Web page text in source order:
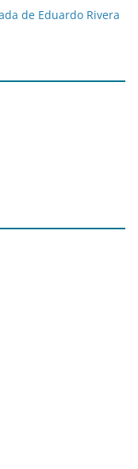
de Eduardo Rivera